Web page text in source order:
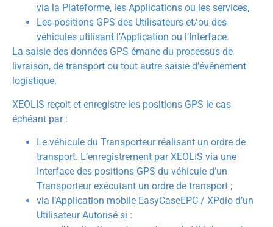
via la Plateforme, les Applications ou les services,
Les positions GPS des Utilisateurs et/ou des
véhicules utilisant l’Application ou l’Interface.
La saisie des données GPS émane du processus de
livraison, de transport ou tout autre saisie d’événement
logistique.
XEOLIS reçoit et enregistre les positions GPS le cas
échéant par :
Le véhicule du Transporteur réalisant un ordre de
transport. L’enregistrement par XEOLIS via une
Interface des positions GPS du véhicule d’un
Transporteur exécutant un ordre de transport ;
via l’Application mobile EasyCaseEPC / XPdio d’un
Utilisateur Autorisé si :